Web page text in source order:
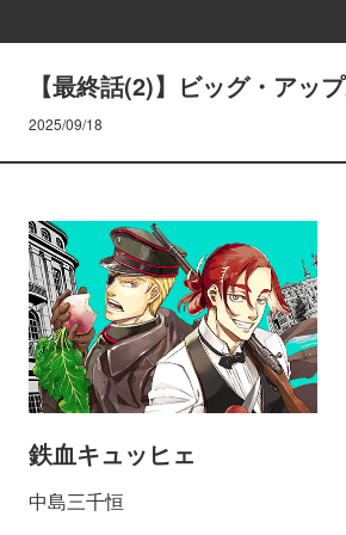
【最終話(2)】ビッグ・アッ
2025/09/18
鉄血キュッヒェ
中島三千恒